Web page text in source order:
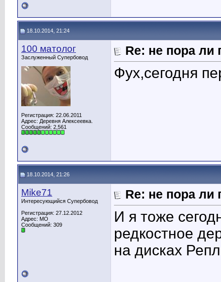
18.10.2014, 21:24
100 матолог
Заслуженный Супербовод
Регистрация: 22.06.2011
Адрес: Деревня Алексеевка.
Сообщений: 2,561
Re: не пора ли
Фух,сегодня
18.10.2014, 21:26
Mike71
Интересующийся Супербовод
Регистрация: 27.12.2012
Адрес: МО
Сообщений: 309
Re: не пора ли
И я тоже
редкостное
на дисках